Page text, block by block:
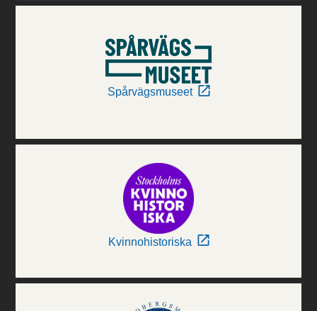
Spårvägsmuseet
Kvinnohistoriska